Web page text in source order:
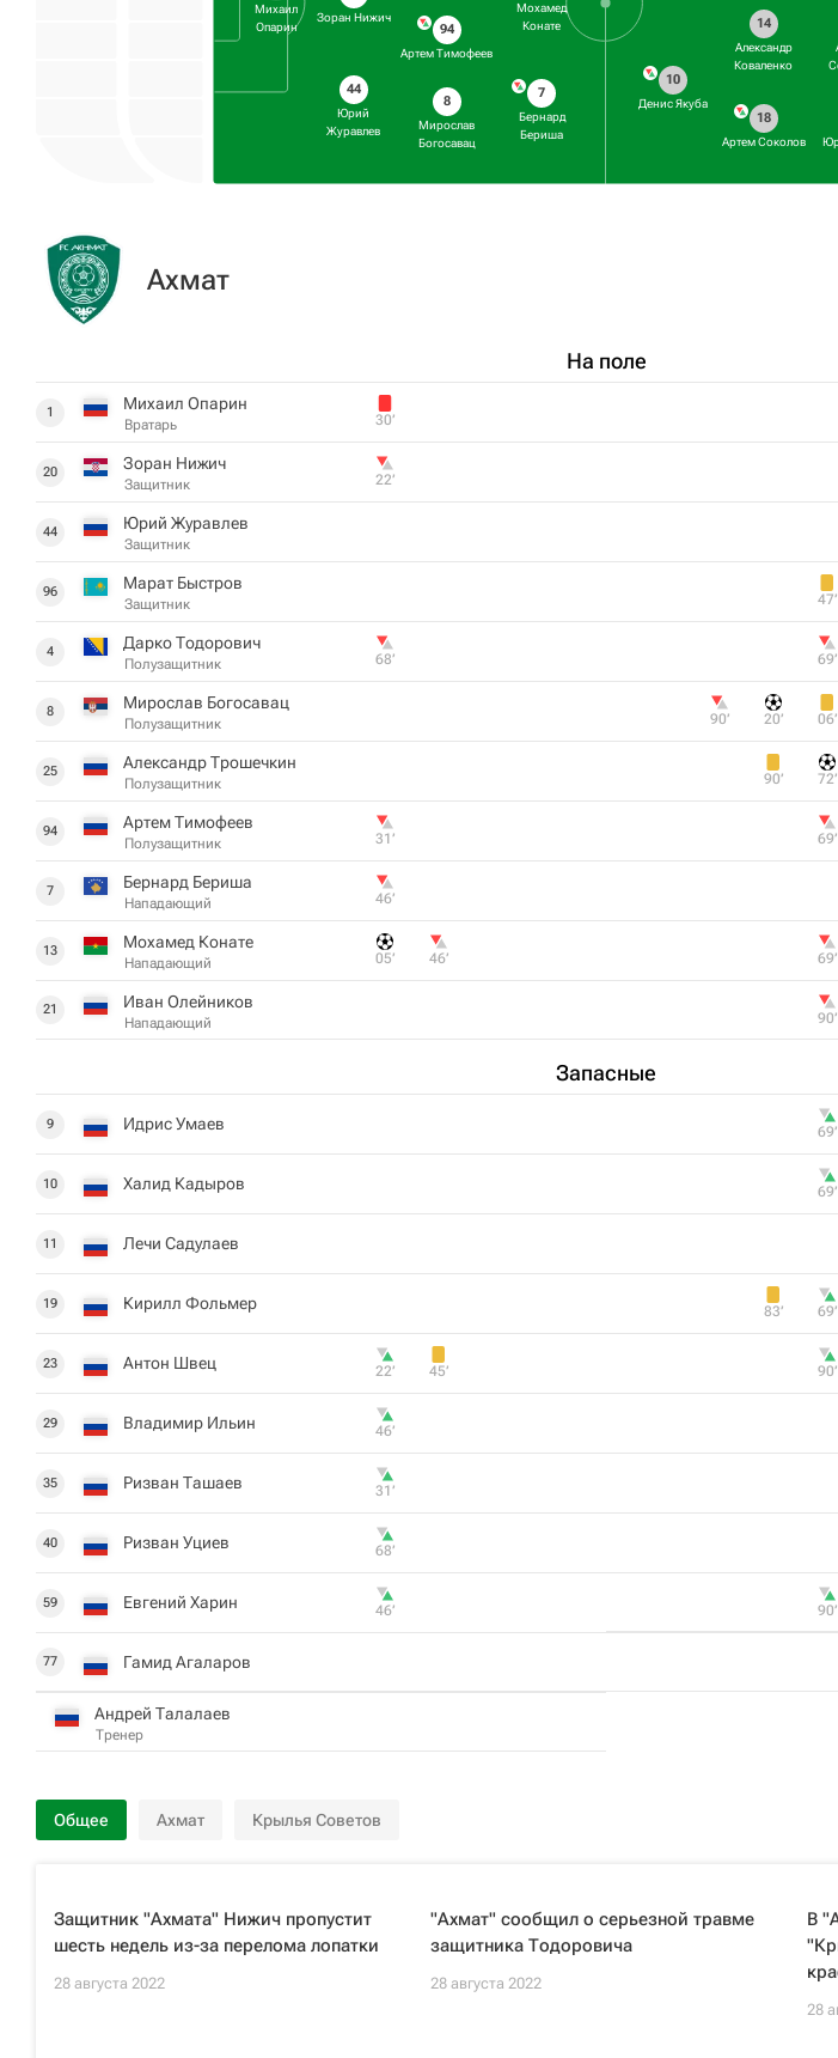
Михаил
Опарин
Зоран Нижич
44
Юрий
Журавлев
94
Артем Тимофеев
8
Мирослав
Богосавац
Мохамед
Конате
7
Бернард
Бериша
14
Александр
Коваленко
18
Артем Соколов
10
Денис Якуба
Ахмат
На поле
1 Михаил Опарин
Вратарь 30‎’‎
20 Зоран Нижич
Защитник 22‎’‎
44 Юрий Журавлев
Защитник
96 Марат Быстров
Защитник
4 Дарко Тодорович
Полузащитник 68‎’‎
8 Мирослав Богосавац
Полузащитник
25 Александр Трошечкин
Полузащитник
94 Артем Тимофеев
Полузащитник 31‎’‎
7 Бернард Бериша
Нападающий 46‎’‎
13 Мохамед Конате
Нападающий 05‎’‎ 46‎’‎
21 Иван Олейников
Нападающий
Запасные
9 Идрис Умаев
10 Халид Кадыров
11 Лечи Садулаев
19 Кирилл Фольмер
23 Антон Швец 22‎’‎ 45‎’‎
29 Владимир Ильин 46‎’‎
35 Ризван Ташаев 31‎’‎
40 Ризван Уциев 68‎’‎
59 Евгений Харин 46‎’‎
77 Гамид Агаларов
Андрей Талалаев
Тренер
47‎’‎
69‎’‎
06‎’‎
20‎’‎
90‎’‎
72‎’‎
90‎’‎
69‎’‎
69‎’‎
90‎’‎
69‎’‎
69‎’‎
69‎’‎
83‎’‎
90‎’‎
90‎’‎
Общее Ахмат Крылья Советов
Защитник "Ахмата" Нижич пропустит
шесть недель из-за перелома лопатки
28 августа 2022
"Ахмат" сообщил о серьезной травме
защитника Тодоровича
28 августа 2022
В
28